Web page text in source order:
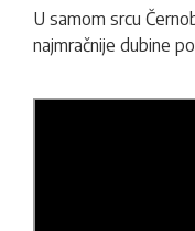
U samom srcu
najmračnije dubine